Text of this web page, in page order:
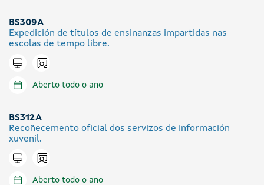
BS309A
Expedición de títulos de ensinanzas impartidas nas
escolas de tempo libre.
Tramitar en liña
Icono presencial
Aberto todo o ano
BS312A
Recoñecemento oficial dos servizos de información
xuvenil.
Tramitar en liña
Icono presencial
Aberto todo o ano